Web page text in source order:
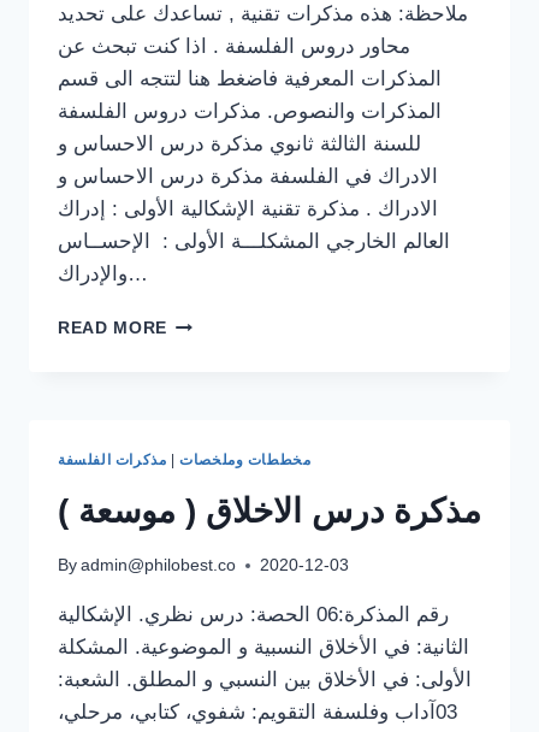
ملاحظة: هذه مذكرات تقنية , تساعدك على تحديد
محاور دروس الفلسفة . اذا كنت تبحث عن
المذكرات المعرفية فاضغط هنا لتتجه الى قسم
المذكرات والنصوص. مذكرات دروس الفلسفة
للسنة الثالثة ثانوي مذكرة درس الاحساس و
الادراك في الفلسفة مذكرة درس الاحساس و
الادراك . مذكرة تقنية الإشكالية الأولى : إدراك
العالم الخارجي المشكلـــة الأولى : الإحســاس
والإدراك…
READ MORE مذكرات
مخططات وملخصات| مذكرات الفلسفة
مذكرة درس الاخلاق ( موسعة )
By admin@philobest.co 2020-12-03
رقم المذكرة:06 الحصة: درس نظري. الإشكالية
الثانية: في الأخلاق النسبية و الموضوعية. المشكلة
الأولى: في الأخلاق بين النسبي و المطلق. الشعبة:
03آداب وفلسفة التقويم: شفوي، كتابي، مرحلي،